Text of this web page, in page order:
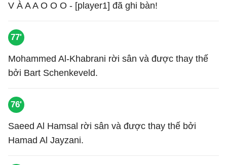
V À A A O O O - [player1] đã ghi bàn!
77'
Mohammed Al-Khabrani rời sân và được thay thế
bởi Bart Schenkeveld.
76'
Saeed Al Hamsal rời sân và được thay thế bởi
Hamad Al Jayzani.